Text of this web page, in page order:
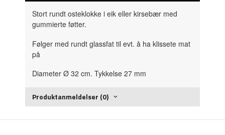
Stort rundt osteklokke i eik eller kirsebær med
gummierte føtter.
Følger med rundt glassfat til evt. å ha klissete mat
på
Diameter Ø 32 cm. Tykkelse 27 mm
Produktanmeldelser (0)